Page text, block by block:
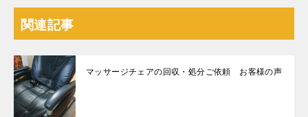
関連記事
マッサージチェアの回収・処分ご依頼 お客様の声